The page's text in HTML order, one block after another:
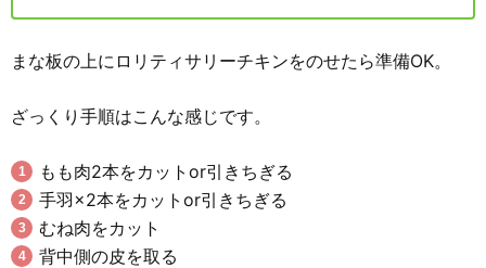
まな板の上にロリティサリーチキンをのせたら準備OK。
ざっくり手順はこんな感じです。
もも肉2本をカットor引きちぎる
手羽×2本をカットor引きちぎる
むね肉をカット
背中側の皮を取る